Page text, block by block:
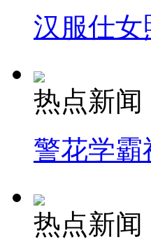
汉服仕女
热点新闻
警花学
热点新闻